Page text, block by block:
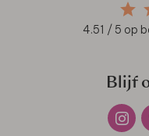
4.51 / 5 op
Blijf